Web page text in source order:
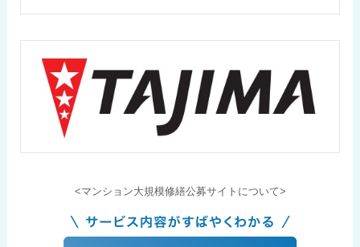
<マンション大規模修繕公募サイトについて>